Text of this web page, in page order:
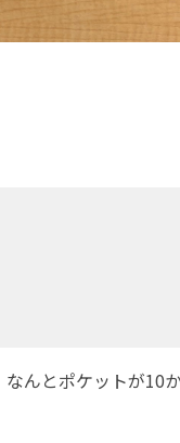
んとポケットが10